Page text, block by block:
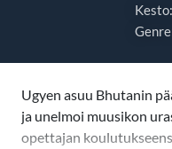
Kesto:
Ugyen asuu Bhutanin
ja unelmoi muusikon
opettajan